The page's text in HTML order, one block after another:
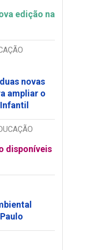
edição na
novas
ampliar o
disponíveis